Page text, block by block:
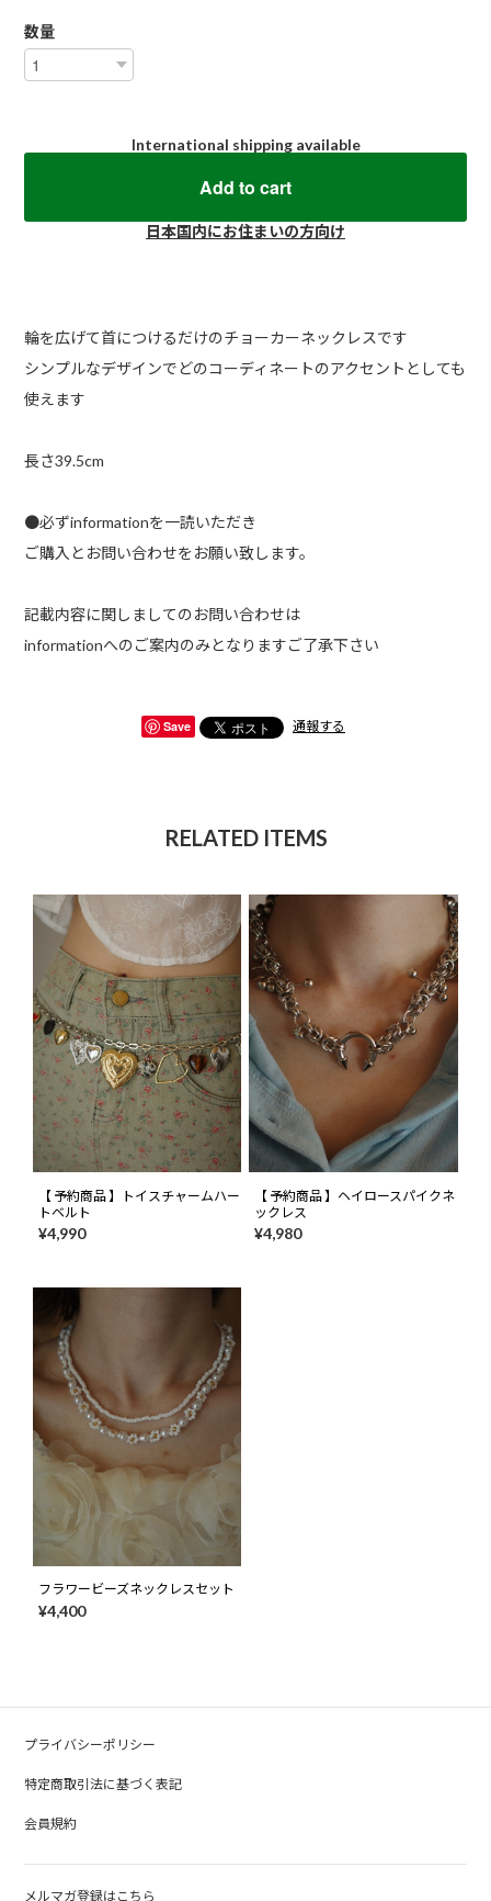
数量
International shipping available
Add to cart
日本国内にお住まいの方向け
輪を広げて首につけるだけのチョーカーネックレスです
シンプルなデザインでどのコーディネートのアクセントとしても
使えます
長さ39.5cm
●必ずinformationを一読いただき
ご購入とお問い合わせをお願い致します。
記載内容に関しましてのお問い合わせは
informationへのご案内のみとなりますご了承下さい
Save 通報する
RELATED ITEMS
【 予約商品 】トイスチャームハー
トベルト
¥4,990
【 予約商品 】ヘイロースパイクネ
ックレス
¥4,980
フラワービーズネックレスセット
¥4,400
プライバシーポリシー
特定商取引法に基づく表記
会員規約
メルマガ登録はこちら